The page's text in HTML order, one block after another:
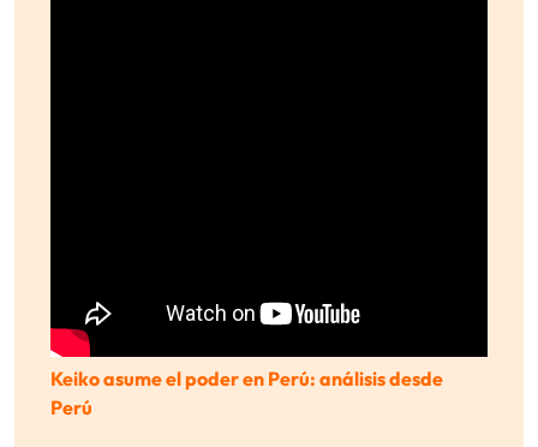
Keiko asume el poder en Perú: análisis desde
Perú